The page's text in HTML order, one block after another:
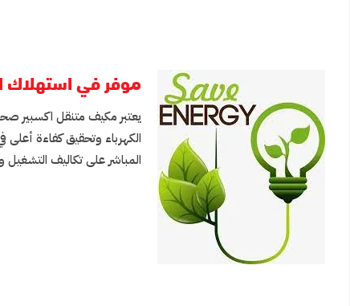
موفر في استهلاك
يعتبر مكيف متنقل اكسبير
الكهرباء وتحقيق كفاءة أعلى
المباشر على تكاليف التشغيل